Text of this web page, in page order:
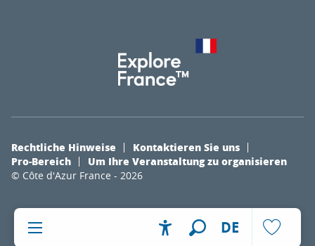
DE
© Côte d'Azur France - 2026
Rechtliche Hinweise
Kontaktieren Sie uns
Pro-Bereich
Um Ihre Veranstaltung zu organisieren